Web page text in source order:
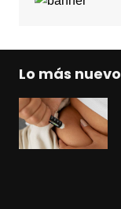
Lo más nuevo